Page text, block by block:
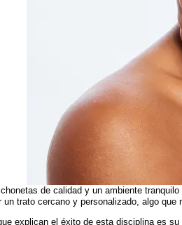
de calidad y un ambiente
un trato cercano y personalizado, algo que
explican el éxito de esta disciplina es